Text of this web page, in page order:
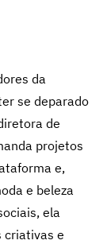
da
se deparado
de
projetos
e,
e beleza
ela
criativas e